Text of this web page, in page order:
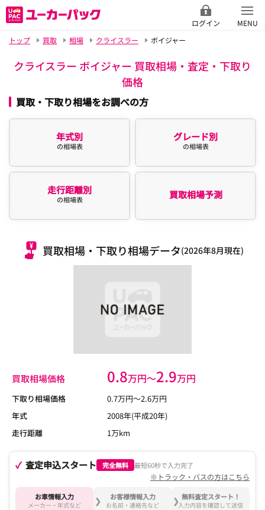
ログイン
MENU
トップ
買取 相場 クライスラー ボイジャー
クライスラー ボイジャー 買取相場・査定・下取り
価格
買取・下取り相場をお調べの方
年式別
の相場表
グレード別
の相場表
走行距離別
の相場表 買取相場予測
買取相場・下取り相場データ(2026年8月現在)
買取相場価格 0.8万円〜2.9万円
下取り相場価格 0.7万円〜2.6万円
年式
2008年(平成20年)
走行距離
1万km
査定申込スタート 完全無料 最短60秒で入力完了
※トラック・バスの方はこちら
お車情報入力
メーカー・年式など
お客様情報入力
お名前・連絡先など
無料査定スタート！
入力内容を確認して送信